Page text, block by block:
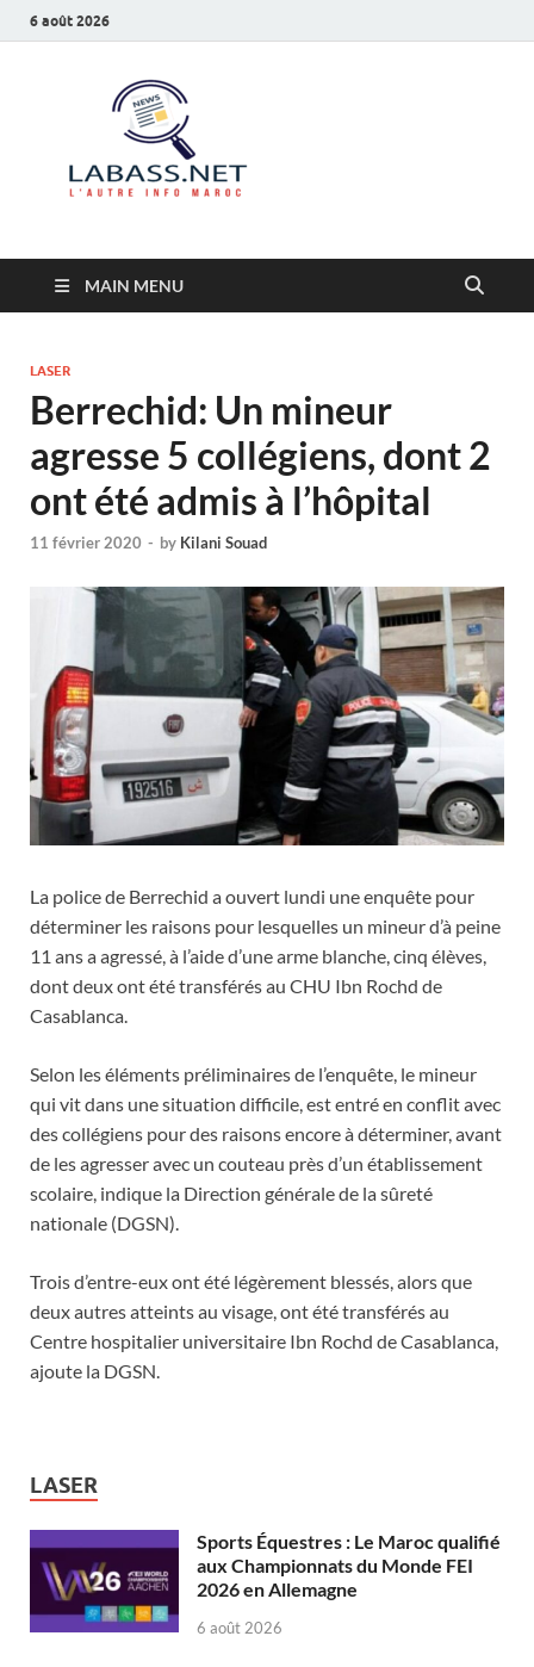
6 août 2026
MAIN MENU
LASER
Berrechid: Un mineur
agresse 5 collégiens, dont 2
ont été admis à l’hôpital
11 février 2020 - by Kilani Souad
La police de Berrechid a ouvert lundi une enquête pour
déterminer les raisons pour lesquelles un mineur d’à peine
11 ans a agressé, à l’aide d’une arme blanche, cinq élèves,
dont deux ont été transférés au CHU Ibn Rochd de
Casablanca.
Selon les éléments préliminaires de l’enquête, le mineur
qui vit dans une situation difficile, est entré en conflit avec
des collégiens pour des raisons encore à déterminer, avant
de les agresser avec un couteau près d’un établissement
scolaire, indique la Direction générale de la sûreté
nationale (DGSN).
Trois d’entre-eux ont été légèrement blessés, alors que
deux autres atteints au visage, ont été transférés au
Centre hospitalier universitaire Ibn Rochd de Casablanca,
ajoute la DGSN.
LASER
Sports Équestres : Le Maroc qualifié
aux Championnats du Monde FEI
2026 en Allemagne
6 août 2026